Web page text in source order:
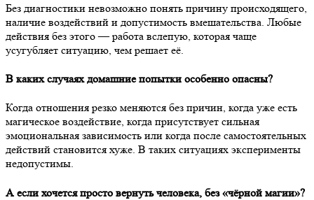
Без диагностики невозможно понять причину происходящего,
наличие воздействий и допустимость вмешательства. Любые
действия без этого — работа вслепую, которая чаще
усугубляет ситуацию, чем решает её.
В каких случаях домашние попытки особенно опасны?
Когда отношения резко меняются без причин, когда уже есть
магическое воздействие, когда присутствует сильная
эмоциональная зависимость или когда после самостоятельных
действий становится хуже. В таких ситуациях эксперименты
недопустимы.
А если хочется просто вернуть человека, без «чёрной магии»?